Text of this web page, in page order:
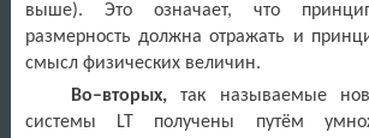
выше). Это означает, что
размерность должна отражать и
смысл физических величин.
Во–вторых,так называемые
системы
LT
получены путём